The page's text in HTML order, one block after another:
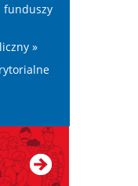
funduszy
»